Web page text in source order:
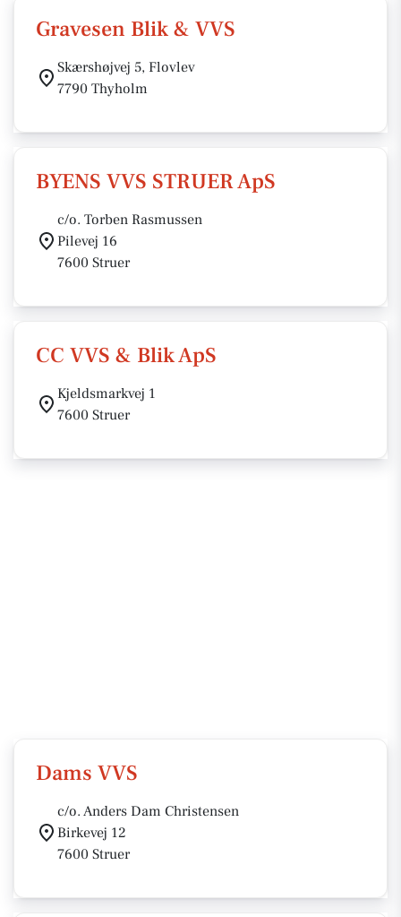
Gravesen Blik & VVS
Skærshøjvej 5, Flovlev
7790 Thyholm
BYENS VVS STRUER ApS
c/o. Torben Rasmussen
Pilevej 16
7600 Struer
CC VVS & Blik ApS
Kjeldsmarkvej 1
7600 Struer
Dams VVS
c/o. Anders Dam Christensen
Birkevej 12
7600 Struer